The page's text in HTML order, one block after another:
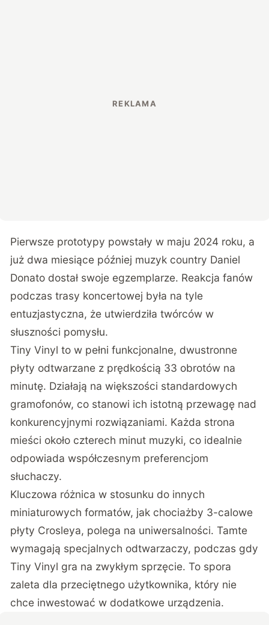
Pierwsze prototypy powstały w maju 2024 roku, a
już dwa miesiące później muzyk country Daniel
Donato dostał swoje egzemplarze. Reakcja fanów
podczas trasy koncertowej była na tyle
entuzjastyczna, że utwierdziła twórców w
słuszności pomysłu.
Tiny Vinyl to w pełni funkcjonalne, dwustronne
płyty odtwarzane z prędkością 33 obrotów na
minutę. Działają na większości standardowych
gramofonów, co stanowi ich istotną przewagę nad
konkurencyjnymi rozwiązaniami. Każda strona
mieści około czterech minut muzyki, co idealnie
odpowiada współczesnym preferencjom
słuchaczy.
Kluczowa różnica w stosunku do innych
miniaturowych formatów, jak chociażby 3-calowe
płyty Crosleya, polega na uniwersalności. Tamte
wymagają specjalnych odtwarzaczy, podczas gdy
Tiny Vinyl gra na zwykłym sprzęcie. To spora
zaleta dla przeciętnego użytkownika, który nie
chce inwestować w dodatkowe urządzenia.